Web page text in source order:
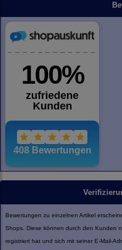
Bewertungen zu einzelnen Artikel
Shops. Diese können durch den Kunden
registriert hat und sich mit seiner E-Mail-